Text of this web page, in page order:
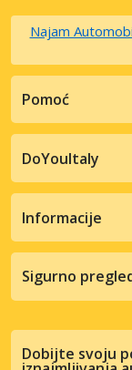
Najam
Pomoć
DoYouItaly
Informacije
Sigurno
Dobijte svoju